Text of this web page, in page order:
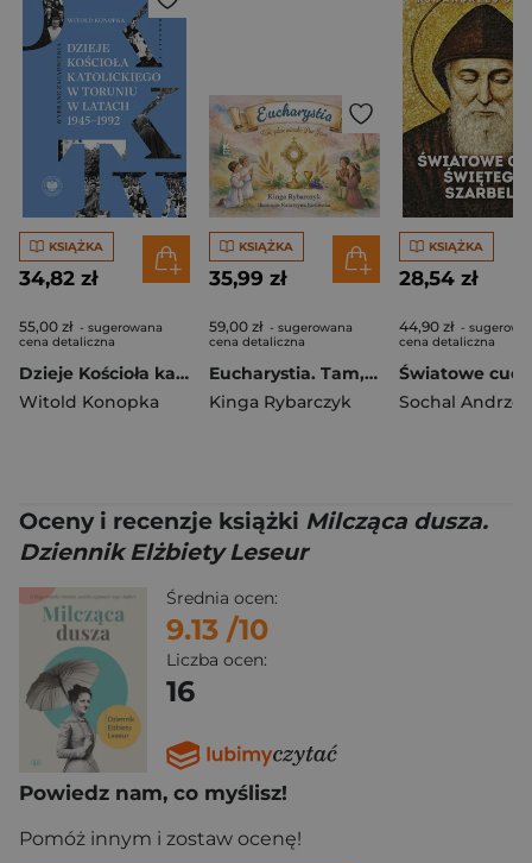
KSIĄŻKA
34,82 zł
55,00 zł - sugerowana
cena detaliczna
Dzieje Kościoła katolickiego w Toruniu w latach 1945–1992. Wybrane zagadnienia
Witold Konopka
KSIĄŻKA
35,99 zł
59,00 zł - sugerowana
cena detaliczna
Eucharystia. Tam, gdzie mieszka Pan Jezus
Kinga Rybarczyk
KSIĄŻKA
28,54 zł
44,90 zł -
cena detaliczna
Sochal Andrzej
Oceny i recenzje książki Milcząca dusza.
Dziennik Elżbiety Leseur
Średnia ocen:
9.13 /10
Liczba ocen:
16
Powiedz nam, co myślisz!
Pomóż innym i zostaw ocenę!